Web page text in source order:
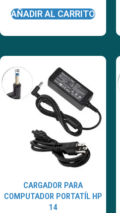
AÑADIR AL CARRITO
CARGADOR PARA
COMPUTADOR PORTATÍL HP
14